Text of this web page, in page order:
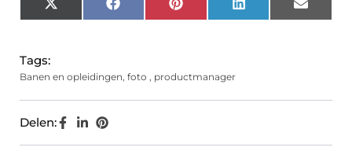
X
(Twitter)
FacebookPinterest LinkedIn Email
Tags:
Banen en opleidingen, foto , productmanager
Delen: